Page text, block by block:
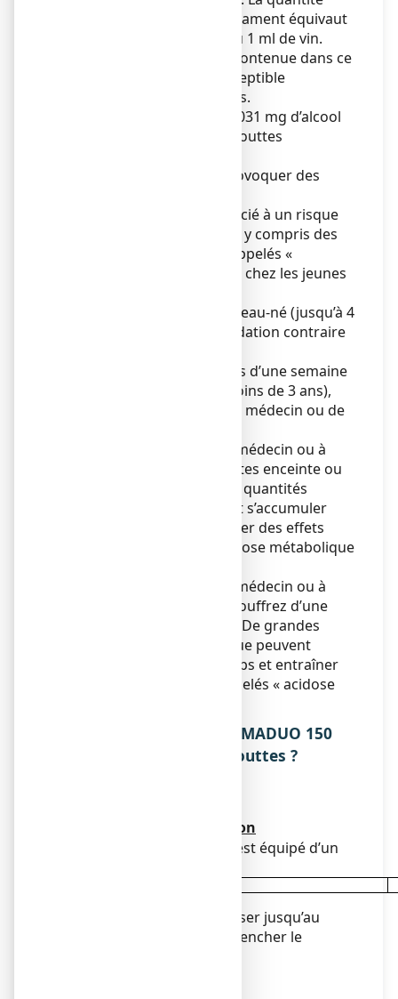
pour 4 gouttes de ce médicament équivaut
à moins de 1 ml de bière ou 1 ml de vin.
La faible quantité d'alcool contenue dans ce
médicament n'est pas susceptible
d'entraîner d’effets notables.
Ce médicament contient 0,031 mg d’alcool
benzylique par prise de 4 gouttes
L’alcool benzylique peut provoquer des
L’alcool benzylique est associé à un risque
d’effets secondaires graves y compris des
problèmes respiratoires (appelés «
syndrome de suffocation ») chez les jeunes
Ne pas utiliser chez le nouveau-né (jusqu’à 4
semaines) sauf recommandation contraire
Ne pas utiliser pendant plus d’une semaine
chez les jeunes enfants (moins de 3 ans),
sauf avis contraire de votre médecin ou de
Demandez conseil à votre médecin ou à
votre pharmacien si vous êtes enceinte ou
si vous allaitez. De grandes quantités
d’alcool benzylique peuvent s’accumuler
dans votre corps et entraîner des effets
secondaires (appelés « acidose métabolique
Demandez conseil à votre médecin ou à
votre pharmacien si vous souffrez d’une
maladie du foie ou du rein. De grandes
quantités d’alcool benzylique peuvent
s’accumuler dans votre corps et entraîner
des effets secondaires (appelés « acidose
3. COMMENT PRENDRE ZYMADUO 150
UI, solution buvable en gouttes ?
Mode et voie d’administration
Ce flacon compte-gouttes est équipé d’un
Après utilisation, bien revisser jusqu’au
bout le bouchon afin d‘enclencher le